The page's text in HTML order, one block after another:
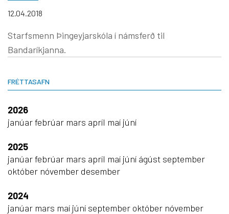
12.04.2018
Starfsmenn Þingeyjarskóla í námsferð til
Bandaríkjanna.
FRÉTTASAFN
2026
janúarfebrúar mars apríl maí júní
2025
janúarfebrúar mars apríl maí júní ágúst september
október nóvember desember
2024
janúar mars maí júní september október nóvember